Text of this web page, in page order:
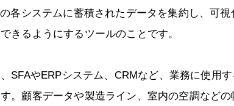
各システムに蓄積されたデータを集約し、可
きるようにするツールのことです。
SFAやERPシステム、CRMなど、業務に使用
。顧客データや製造ライン、室内の空調など